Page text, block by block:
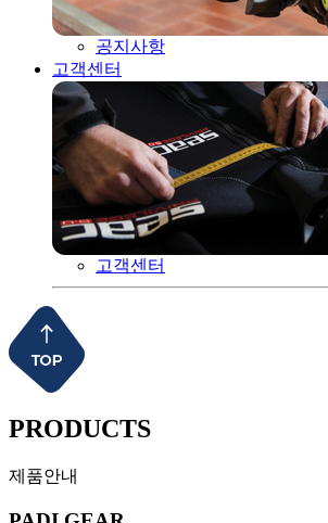
공지사항
고객센터
고객센터
PRODUCTS
제품안내